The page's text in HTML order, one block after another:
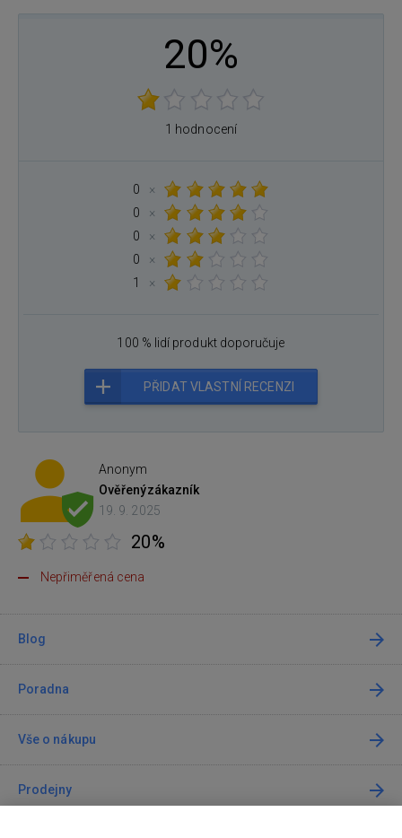
20%
1 hodnocení
0
×
0
×
0
×
0
×
1
×
100 % lidí produkt doporučuje
PŘIDAT VLASTNÍ RECENZI
Anonym
Ověřenýzákazník
19. 9. 2025
20%
Nepřiměřená cena
Blog
Poradna
Vše o nákupu
Prodejny